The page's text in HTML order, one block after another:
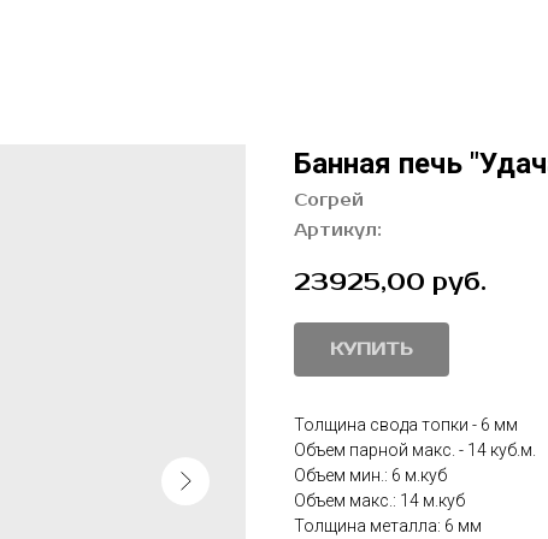
Банная печь
Согрей
Артикул:
23925,00 руб.
КУПИТЬ
Толщина свода топки - 6 мм
Объем парной макс. - 14 куб.м.
Объем мин.: 6 м.куб
Объем макс.: 14 м.куб
Толщина металла: 6 мм